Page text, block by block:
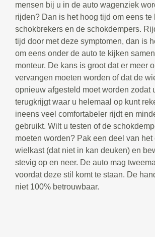
mensen bij u in de auto wagenziek
rijden? Dan is het hoog tijd om eens te
schokbrekers en de schokdempers.
tijd door met deze symptomen, dan is
om eens onder de auto te kijken
monteur. De kans is groot dat er meer
vervangen moeten worden of dat de
opnieuw afgesteld moet worden zodat
terugkrijgt waar u helemaal op kunt
ineens veel comfortabeler rijdt en
gebruikt. Wilt u testen of de
moeten worden? Pak een deel van
wielkast (dat niet in kan deuken) en
stevig op en neer. De auto mag
voordat deze stil komt te staan. De
niet 100% betrouwbaar.